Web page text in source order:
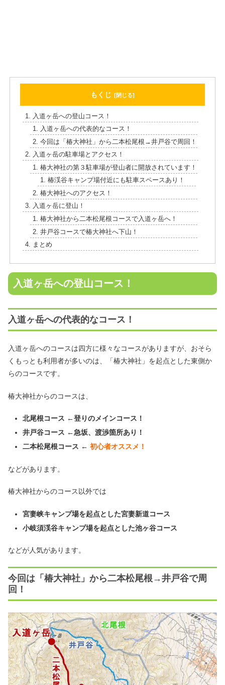
もくじ
入道ヶ岳への登山コース！
入道ヶ岳への代表的なコース！
今回は「椿大神社」から二本松尾根→井戸谷で周回！
入道ヶ岳の駐車場とアクセス！
椿大神社の第３駐車場が登山者に開放されています！
椿渓谷キャンプ場付近にも駐車スペースあり！
椿大神社へのアクセス！
入道ヶ岳に登山！
椿大神社から二本松尾根コースで入道ヶ岳へ！
井戸谷コースで椿大神社へ下山！
まとめ
入道ヶ岳への登山コース！
入道ヶ岳への代表的なコース！
入道ヶ岳へのコースは四方に様々なコースがありますが、おそら
くもっとも利用者が多いのは、「椿大神社」を起点とした東側か
らのコースです。
椿大神社からのコースは、
北尾根コース ←登りのメインコース！
井戸谷コース ←急坂、渡渉箇所あり！
二本松尾根コース ← 初心者オススメ！
などがあります。
椿大神社からのコース以外では
宮妻峡キャンプ場を起点とした宮妻新道コース
小岐須渓谷キャンプ場を起点とした池ヶ谷コース
などが人気があります。
今回は「椿大神社」から二本松尾根→井戸谷で周
回！